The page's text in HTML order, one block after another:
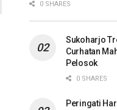
0 SHARES
Sukoharjo
Curhatan
Pelosok
0 SHARES
Peringati